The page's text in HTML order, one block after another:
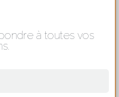
à toutes vos